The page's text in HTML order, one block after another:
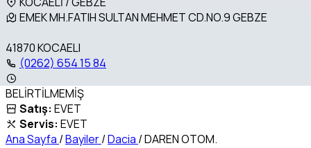
EMEK MH.FATIH SULTAN MEHMET CD.NO.9 GEBZE
41870 KOCAELI
(0262) 654 15 84
BELİRTİLMEMİŞ
Satış: EVET
Servis: EVET
Ana Sayfa /Bayiler/Dacia /DAREN OTOM.